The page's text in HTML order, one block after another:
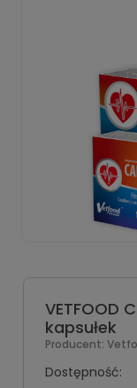
VETFOOD
kapsułek
Producent:
Dostępność: